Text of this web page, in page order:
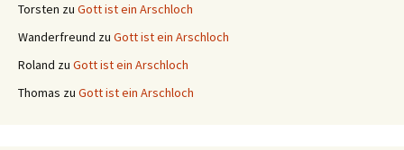
Torsten zu Gott ist ein Arschloch
Wanderfreund zu Gott ist ein Arschloch
Roland zu Gott ist ein Arschloch
Thomas zu Gott ist ein Arschloch